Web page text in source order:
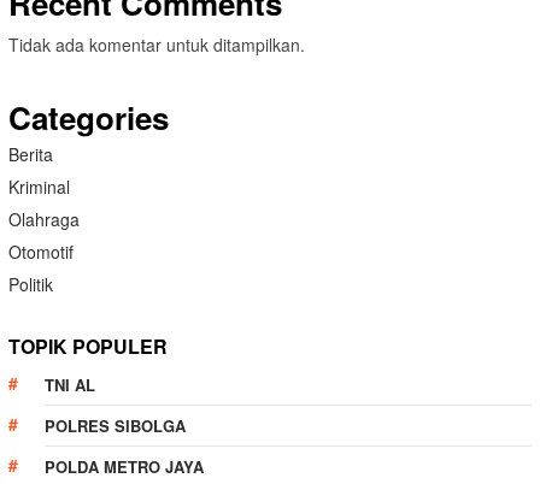
Tidak ada komentar untuk ditampilkan.
Categories
Berita
Kriminal
Olahraga
Otomotif
Politik
TOPIK POPULER
TNI AL
POLRES SIBOLGA
POLDA METRO JAYA